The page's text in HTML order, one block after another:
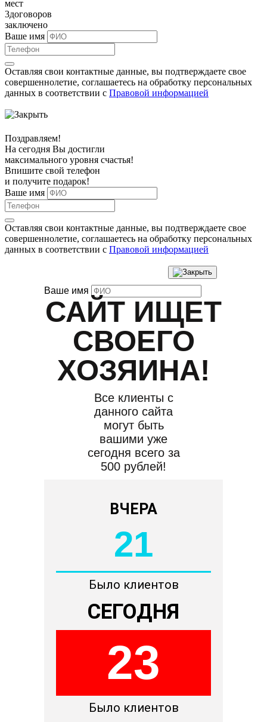
мест
3договоров
заключено
Ваше имя
Оставляя свои контактные данные, вы подтверждаете свое
совершеннолетие, соглашаетесь на обработку персональных
данных в соответствии с Правовой информацией
Поздравляем!
На сегодня Вы достигли
максимального уровня счастья!
Впишите свой телефон
и получите подарок!
Ваше имя
Оставляя свои контактные данные, вы подтверждаете свое
совершеннолетие, соглашаетесь на обработку персональных
данных в соответствии с Правовой информацией
Ваше имя
САЙТ ИЩЕТ
СВОЕГО
ХОЗЯИНА!
Все клиенты с
данного сайта
могут быть
вашими уже
сегодня всего за
500 рублей!
ВЧЕРА
21
Было клиентов
СЕГОДНЯ
23
Было клиентов